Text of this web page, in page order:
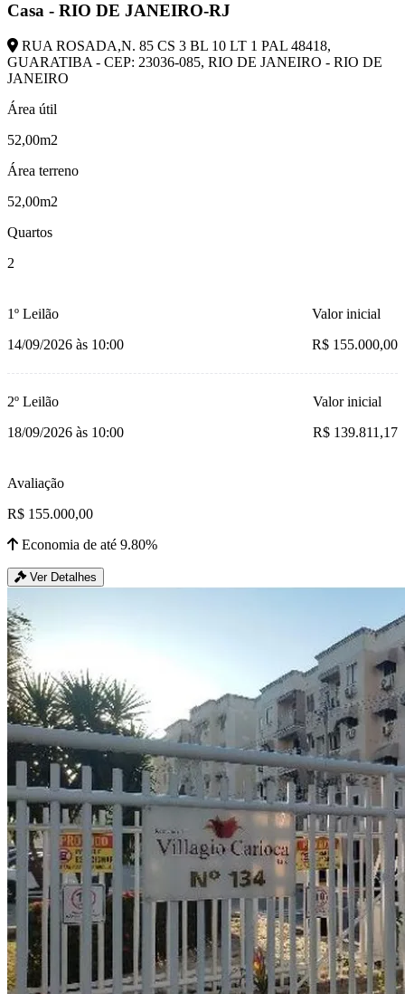
Casa - RIO DE JANEIRO-RJ
RUA ROSADA,N. 85 CS 3 BL 10 LT 1 PAL 48418,
GUARATIBA - CEP: 23036-085, RIO DE JANEIRO - RIO DE
JANEIRO
Área útil
52,00m2
Área terreno
52,00m2
Quartos
2
1º Leilão
14/09/2026 às 10:00
Valor inicial
R$ 155.000,00
2º Leilão
18/09/2026 às 10:00
Valor inicial
R$ 139.811,17
Avaliação
R$ 155.000,00
Economia de até 9.80%
Ver Detalhes